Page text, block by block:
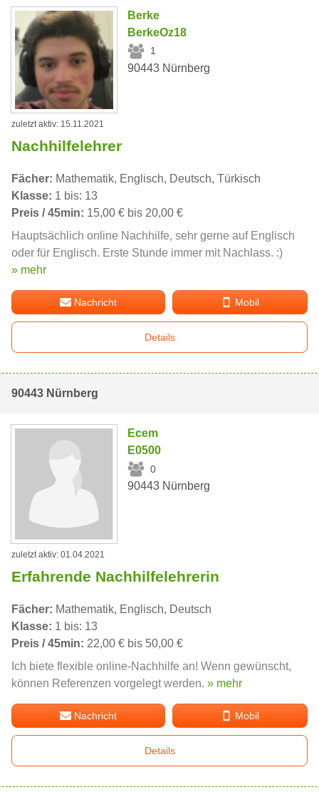
Berke
BerkeOz18
1
90443 Nürnberg
zuletzt aktiv: 15.11.2021
Nachhilfelehrer
Fächer: Mathematik, Englisch, Deutsch, Türkisch
Klasse: 1 bis: 13
Preis / 45min: 15,00 € bis 20,00 €
Hauptsächlich online Nachhilfe, sehr gerne auf Englisch
oder für Englisch. Erste Stunde immer mit Nachlass. :)
» mehr
Nachricht Mobil
Details
90443 Nürnberg
Ecem
E0500
0
90443 Nürnberg
zuletzt aktiv: 01.04.2021
Erfahrende Nachhilfelehrerin
Fächer: Mathematik, Englisch, Deutsch
Klasse: 1 bis: 13
Preis / 45min: 22,00 € bis 50,00 €
Ich biete flexible online-Nachhilfe an! Wenn gewünscht,
können Referenzen vorgelegt werden. » mehr
Nachricht Mobil
Details